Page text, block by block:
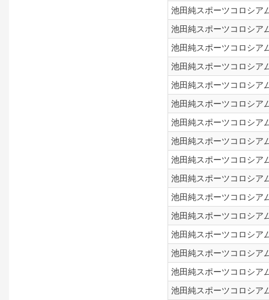
池田純スポーツコロシ
池田純スポーツコロシ
池田純スポーツコロシ
池田純スポーツコロシ
池田純スポーツコロシ
池田純スポーツコロシ
池田純スポーツコロシ
池田純スポーツコロシ
池田純スポーツコロシ
池田純スポーツコロシ
池田純スポーツコロシ
池田純スポーツコロシ
池田純スポーツコロシ
池田純スポーツコロシ
池田純スポーツコロシ
池田純スポーツコロシ